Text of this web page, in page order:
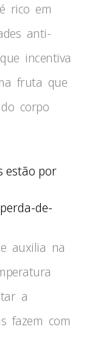
rico em
anti-
incentiva
fruta que
corpo
de-
auxilia na
a
fazem com